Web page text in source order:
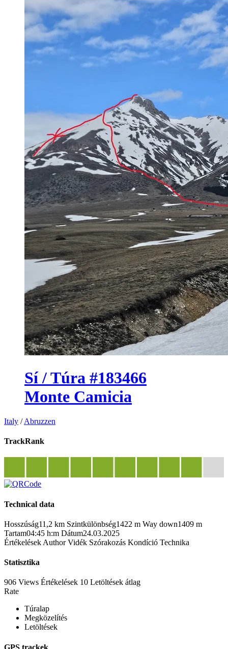
Sí / Túra #183466
Monte Camicia
Italy /Abruzzen
TrackRank
Technical data
Hosszúság11,2 km Szintkülönbség1422 m Way down1409 m
Tartam04:45 h:m Dátum24.03.2025
Értékelések Author Vidék Szórakozás Kondíció Technika
Statisztika
906 Views Értékelések 10 Letöltések átlag
Rate
Túralap
Megközelítés
Letöltések
GPS trackek